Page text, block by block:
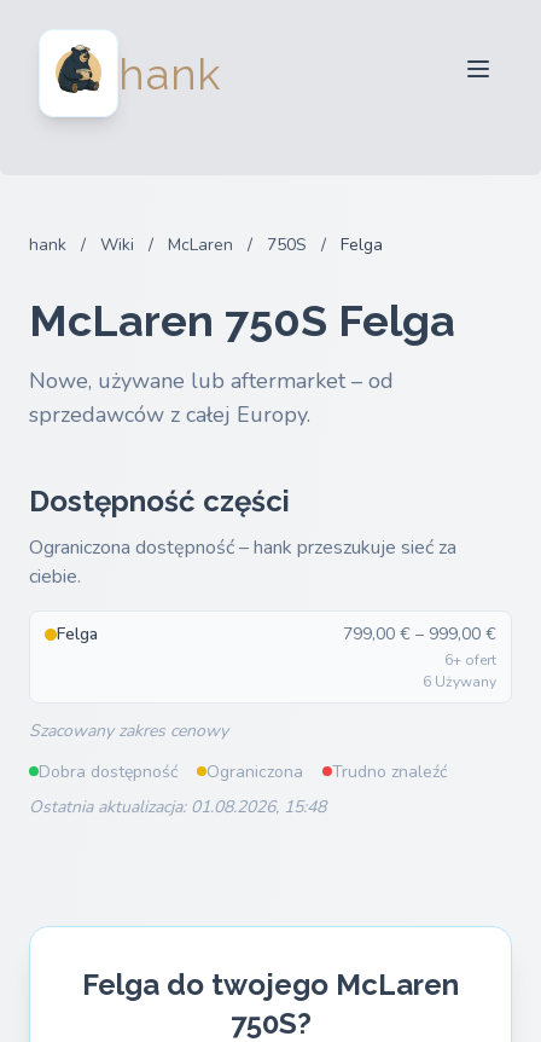
hankDla kupujących
hank / Wiki / McLaren / 750S / Felga
McLaren 750S Felga
Nowe, używane lub aftermarket – od
sprzedawców z całej Europy.
Dostępność części
Ograniczona dostępność – hank przeszukuje sieć za
ciebie.
Felga 799,00 € – 999,00 €
6+ ofert
6 Używany
Szacowany zakres cenowy
Dobra dostępność
Ograniczona
Trudno znaleźć
Ostatnia aktualizacja: 01.08.2026, 15:48
Felga do twojego McLaren
750S?